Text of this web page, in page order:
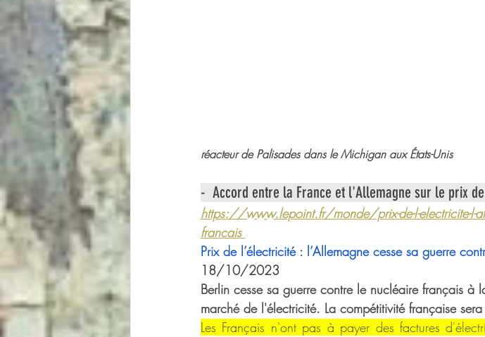
réacteur de Palisades dans le Michigan aux États-Unis
-  Accord entre la France et l'Allemagne sur le prix
https://www.lepoint.fr/monde/prix-de-l-electricite-l-
francais
Prix de l’électricité : l’Allemagne cesse sa guerre
18/10/2023
Berlin cesse sa guerre contre le nucléaire français à
marché de l'électricité. La compétitivité française
Les Français n'ont pas à payer des factures